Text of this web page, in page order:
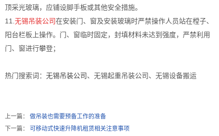
顶采光玻璃，应铺设脚手板或其他安全措施。
11. 无锡吊装公司在安装门、窗及安装玻璃时严禁操作人员站在樘子、
阳台栏板上操作。门、窗临时固定，封填材料未达到强度，严禁利用
门、窗进行攀登；
热门搜索词： 无锡吊装公司、无锡起重吊装公司、无锡设备搬运
上一篇：
做吊装也需要预备工作的准备
下一篇：
可移动式快速升降机租赁相关注意事项